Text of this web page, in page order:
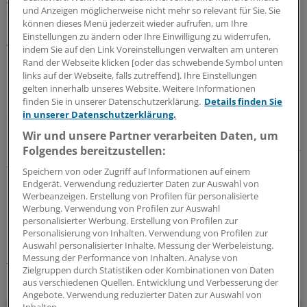
auch die nationale Gesundheit und Ökonomie.
Präsidentin Karen Davis forderte neue Strategien. "Die
wachsenden Kosten zu Lasten der Patienten
umzuschichten ist nicht die Lösung, die wir brauchen."
Weitere Details zur Studie:www.healthaffairs.org, unter "Web
Exclusives".
Lesen Sie dazu auch den Kommentar:
Versorgungselend
made in USA
Schlagworte:
International
Ihr Newsletter zum Thema
und Anzeigen möglicherweise nicht mehr so relevant für Sie. Sie
können dieses Menü jederzeit wieder aufrufen, um Ihre
Einstellungen zu ändern oder Ihre Einwilligung zu widerrufen,
indem Sie auf den Link Voreinstellungen verwalten am unteren
Rand der Webseite klicken [oder das schwebende Symbol unten
links auf der Webseite, falls zutreffend]. Ihre Einstellungen
gelten innerhalb unseres Website. Weitere Informationen
finden Sie in unserer Datenschutzerklärung. Details finden Sie
in unserer Datenschutzerklärung.
Wir und unsere Partner verarbeiten Daten, um
Folgendes bereitzustellen:
Speichern von oder Zugriff auf Informationen auf einem
Endgerät. Verwendung reduzierter Daten zur Auswahl von
Werbeanzeigen. Erstellung von Profilen für personalisierte
Werbung. Verwendung von Profilen zur Auswahl
personalisierter Werbung. Erstellung von Profilen zur
Personalisierung von Inhalten. Verwendung von Profilen zur
Auswahl personalisierter Inhalte. Messung der Werbeleistung.
Messung der Performance von Inhalten. Analyse von
Zielgruppen durch Statistiken oder Kombinationen von Daten
aus verschiedenen Quellen. Entwicklung und Verbesserung der
Angebote. Verwendung reduzierter Daten zur Auswahl von